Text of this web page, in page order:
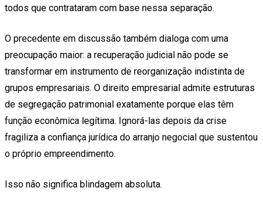
todos que contrataram com base nessa separação.
O precedente em discussão também dialoga com uma
preocupação maior: a recuperação judicial não pode se
transformar em instrumento de reorganização indistinta de
grupos empresariais. O direito empresarial admite estruturas
de segregação patrimonial exatamente porque elas têm
função econômica legítima. Ignorá-las depois da crise
fragiliza a confiança jurídica do arranjo negocial que sustentou
o próprio empreendimento.
Isso não significa blindagem absoluta.